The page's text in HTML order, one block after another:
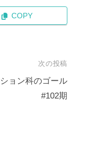
COPY
次の投稿
ョン科のゴール
#102期